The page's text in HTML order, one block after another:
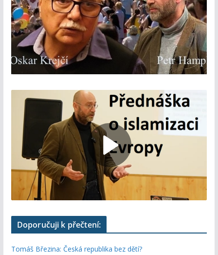
Doporučuji k přečtení:
Tomáš Březina: Česká republika bez dětí?